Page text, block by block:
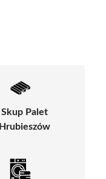
Skup Palet
Hrubieszów